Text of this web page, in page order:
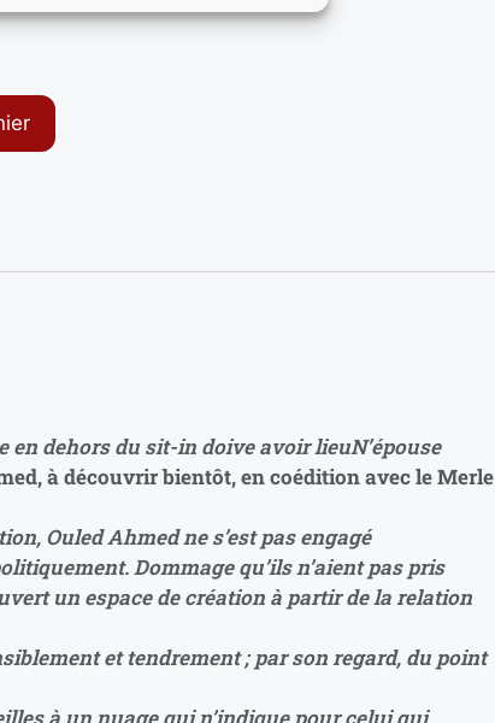
en dehors du sit-in doive avoir lieuN’épouse
à découvrir bientôt, en coédition avec le Merle
Ouled Ahmed ne s’est pas engagé
Dommage qu’ils n’aient pas pris
un espace de création à partir de la relation
et tendrement ; par son regard, du point